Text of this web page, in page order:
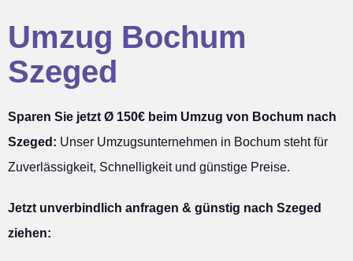
Umzug Bochum
Szeged
Sparen Sie jetzt Ø 150€ beim Umzug von Bochum nach
Szeged: Unser Umzugsunternehmen in Bochum steht für
Zuverlässigkeit, Schnelligkeit und günstige Preise.
Jetzt unverbindlich anfragen & günstig nach Szeged
ziehen: